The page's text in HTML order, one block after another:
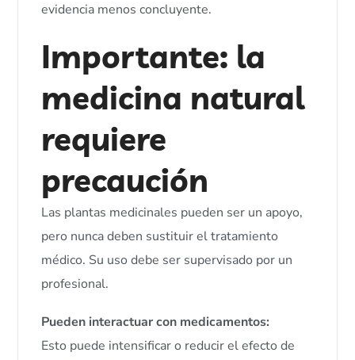
evidencia menos concluyente.
Importante: la
medicina natural
requiere
precaución
Las plantas medicinales pueden ser un apoyo,
pero nunca deben sustituir el tratamiento
médico. Su uso debe ser supervisado por un
profesional.
Pueden interactuar con medicamentos:
Esto puede intensificar o reducir el efecto de